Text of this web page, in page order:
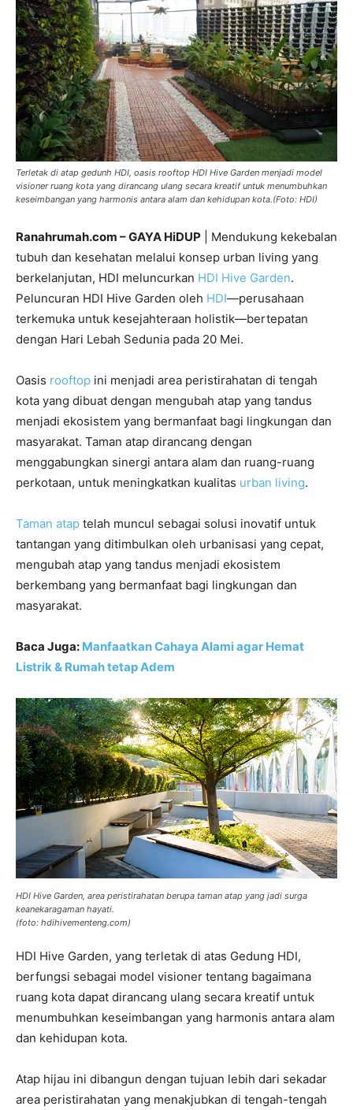
Terletak di atap gedunh HDI, oasis rooftop HDI Hive Garden menjadi model
visioner ruang kota yang dirancang ulang secara kreatif untuk menumbuhkan
keseimbangan yang harmonis antara alam dan kehidupan kota.(Foto: HDI)
Ranahrumah.com – GAYA HiDUP | Mendukung kekebalan
tubuh dan kesehatan melalui konsep urban living yang
berkelanjutan, HDI meluncurkan HDI Hive Garden.
Peluncuran HDI Hive Garden oleh HDI—perusahaan
terkemuka untuk kesejahteraan holistik—bertepatan
dengan Hari Lebah Sedunia pada 20 Mei.
Oasis rooftop ini menjadi area peristirahatan di tengah
kota yang dibuat dengan mengubah atap yang tandus
menjadi ekosistem yang bermanfaat bagi lingkungan dan
masyarakat. Taman atap dirancang dengan
menggabungkan sinergi antara alam dan ruang-ruang
perkotaan, untuk meningkatkan kualitas urban living.
Taman atap telah muncul sebagai solusi inovatif untuk
tantangan yang ditimbulkan oleh urbanisasi yang cepat,
mengubah atap yang tandus menjadi ekosistem
berkembang yang bermanfaat bagi lingkungan dan
masyarakat.
Baca Juga: Manfaatkan Cahaya Alami agar Hemat
Listrik & Rumah tetap Adem
HDI Hive Garden, area peristirahatan berupa taman atap yang jadi surga
keanekaragaman hayati.
(foto: hdihivementeng.com)
HDI Hive Garden, yang terletak di atas Gedung HDI,
berfungsi sebagai model visioner tentang bagaimana
ruang kota dapat dirancang ulang secara kreatif untuk
menumbuhkan keseimbangan yang harmonis antara alam
dan kehidupan kota.
Atap hijau ini dibangun dengan tujuan lebih dari sekadar
area peristirahatan yang menakjubkan di tengah-tengah